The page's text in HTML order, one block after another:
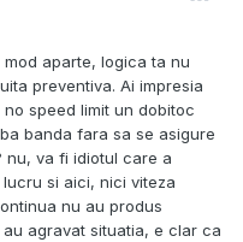
aparte, logica ta nu
preventiva. Ai impresia
speed limit un dobitoc
banda fara sa se asigure
nu, va fi idiotul care a
si aici, nici viteza
nu au produs
agravat situatia, e clar ca